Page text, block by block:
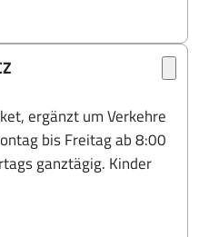
ergänzt um Verkehre
bis Freitag ab 8:00
ganztägig. Kinder